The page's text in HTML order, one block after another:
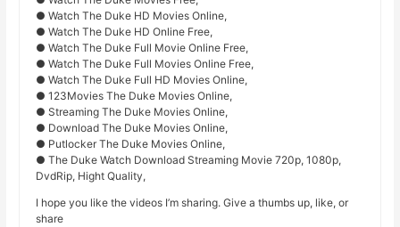
● Watch The Duke HD Movies Online,
● Watch The Duke HD Online Free,
● Watch The Duke Full Movie Online Free,
● Watch The Duke Full Movies Online Free,
● Watch The Duke Full HD Movies Online,
● 123Movies The Duke Movies Online,
● Streaming The Duke Movies Online,
● Download The Duke Movies Online,
● Putlocker The Duke Movies Online,
● The Duke Watch Download Streaming Movie 720p, 1080p,
DvdRip, Hight Quality,
I hope you like the videos I’m sharing. Give a thumbs up, like, or
share